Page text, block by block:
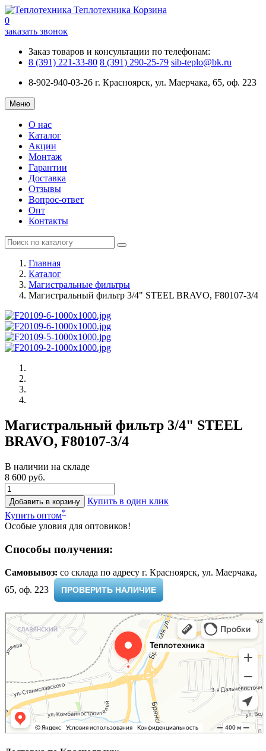
Теплотехника Корзина
0
заказать звонок
Заказ товаров и консультации по телефонам:
8 (391) 221-33-80 8 (391) 290-25-79 sib-teplo@bk.ru
8-902-940-03-26 г. Красноярск, ул. Маерчака, 65, оф. 223
Меню
О нас
Каталог
Акции
Монтаж
Гарантии
Доставка
Отзывы
Вопрос-ответ
Опт
Контакты
Главная
Каталог
Магистральные фильтры
Магистральный фильтр 3/4" STEEL BRAVO, F80107-3/4
Магистральный фильтр 3/4" STEEL
BRAVO, F80107-3/4
В наличии на складе
8 600 руб.
Добавить в корзину
Купить в один клик
Купить оптом*
Особые уловия для оптовиков!
Способы получения:
Самовывоз: cо склада по адресу г. Красноярск, ул. Маерчака,
65, оф. 223 ​
ПРОВЕРИТЬ НАЛИЧИЕ